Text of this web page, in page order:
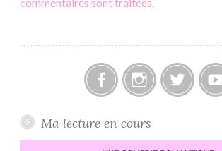
Ma lecture en cours